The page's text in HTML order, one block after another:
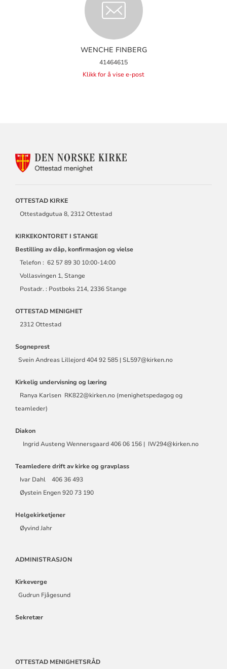
WENCHE FINBERG
41464615
Klikk for å vise e-post
KONTAKTINFORMASJON
OTTESTAD KIRKE
Ottestadgutua 8, 2312 Ottestad
KIRKEKONTORET I STANGE
Bestilling av dåp, konfirmasjon og vielse
Telefon : 62 57 89 30 10:00-14:00
Vollasvingen 1, Stange
Postadr. : Postboks 214, 2336 Stange
OTTESTAD MENIGHET
2312 Ottestad
Sogneprest
Svein Andreas Lillejord 404 92 585 | SL597@kirken.no
Kirkelig undervisning og læring
Ranya Karlsen RK822@kirken.no (menighetspedagog og
teamleder)
Diakon
Ingrid Austeng Wennersgaard 406 06 156 | IW294@kirken.no
Teamledere drift av kirke og gravplass
Ivar Dahl 406 36 493
Øystein Engen 920 73 190
Helgekirketjener
Øyvind Jahr
ADMINISTRASJON
Kirkeverge
Gudrun Fjågesund
Sekretær
OTTESTAD MENIGHETSRÅD